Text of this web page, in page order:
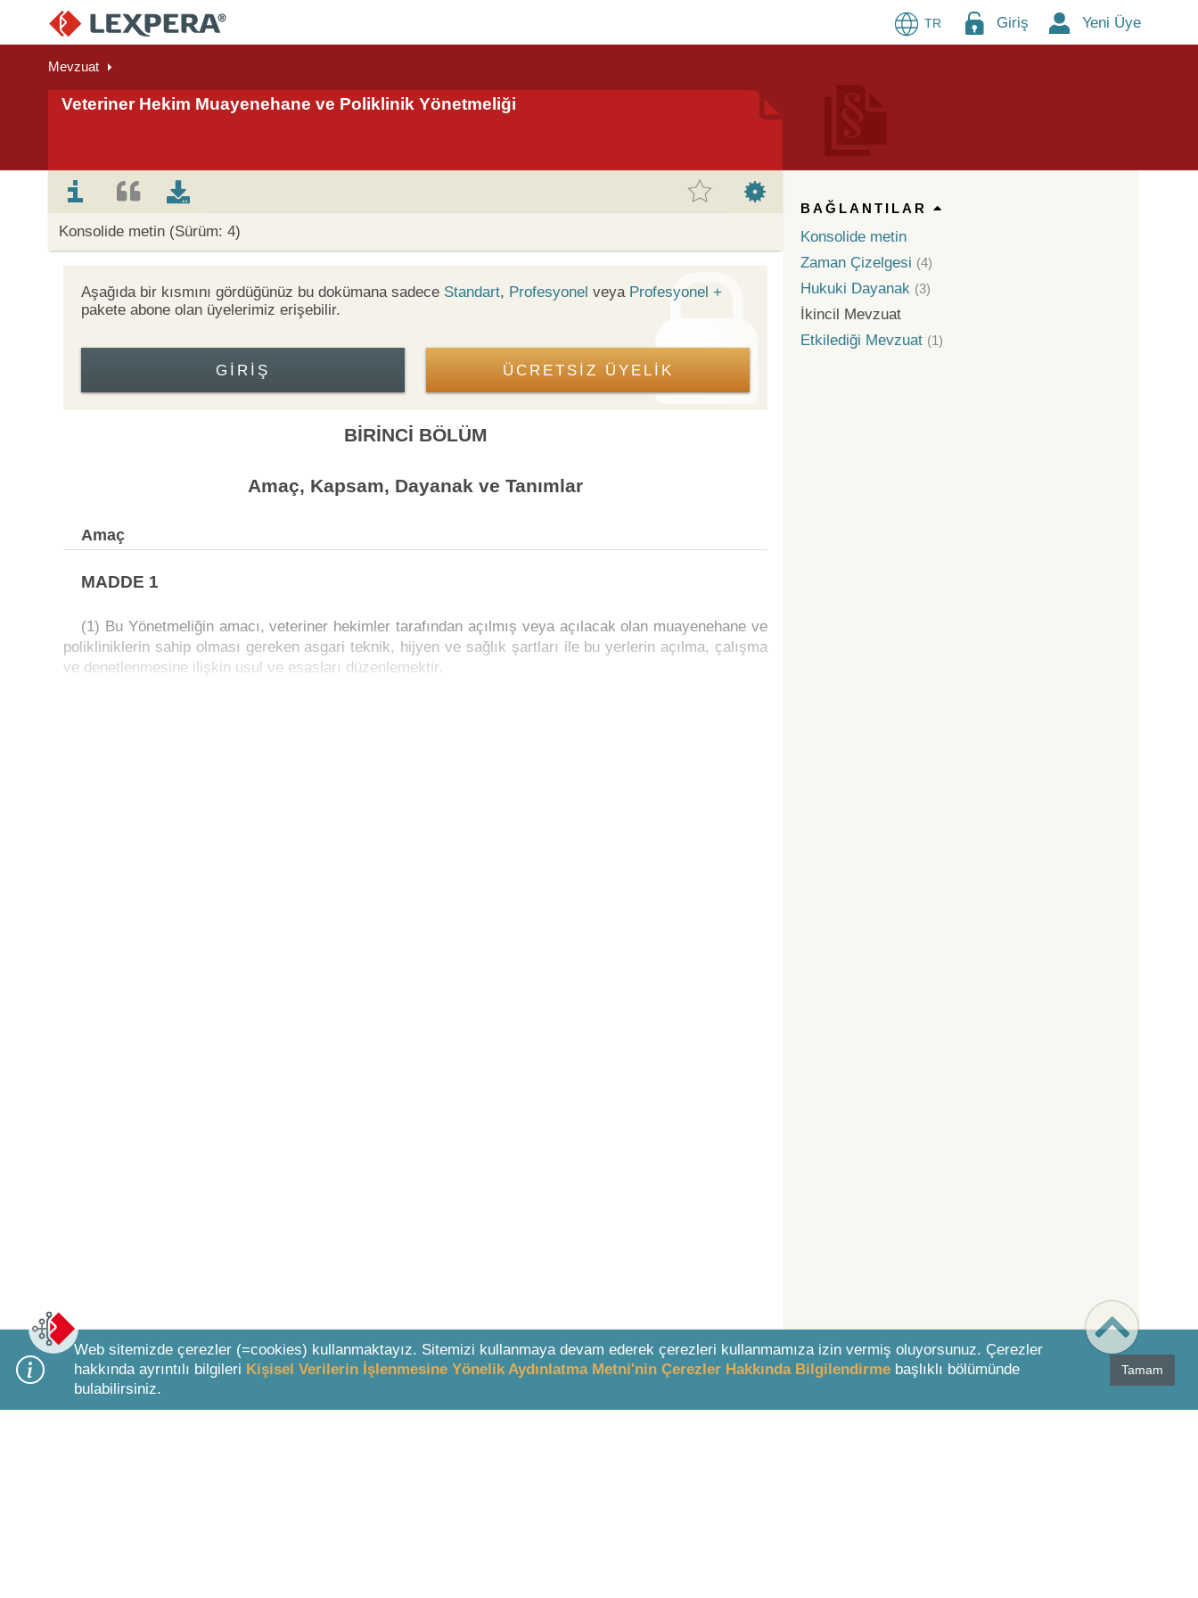
TR Giriş Yeni Üye
Mevzuat
Veteriner Hekim Muayenehane ve Poliklinik Yönetmeliği
Konsolide metin (Sürüm: 4)
Aşağıda bir kısmını gördüğünüz bu dokümana sadece Standart, Profesyonel veya Profesyonel +
pakete abone olan üyelerimiz erişebilir.
GIRIŞ ÜCRETSİZ ÜYELİK
BİRİNCİ BÖLÜM
Amaç, Kapsam, Dayanak ve Tanımlar
Amaç
MADDE 1
(1) Bu Yönetmeliğin amacı, veteriner hekimler tarafından açılmış veya açılacak olan muayenehane ve
polikliniklerin sahip olması gereken asgari teknik, hijyen ve sağlık şartları ile bu yerlerin açılma, çalışma
ve denetlenmesine ilişkin usul ve esasları düzenlemektir.
Bottom Search Toolbar Highlight Text
BAĞLANTILAR
Konsolide metin
Zaman Çizelgesi (4)
Hukuki Dayanak (3)
İkincil Mevzuat
Etkilediği Mevzuat (1)
Web sitemizde çerezler (=cookies) kullanmaktayız. Sitemizi kullanmaya devam ederek çerezleri kullanmamıza izin vermiş oluyorsunuz. Çerezler
hakkında ayrıntılı bilgileri Kişisel Verilerin İşlenmesine Yönelik Aydınlatma Metni'nin Çerezler Hakkında Bilgilendirme başlıklı bölümünde
bulabilirsiniz.
Tamam